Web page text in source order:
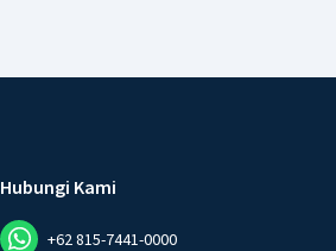
Hubungi Kami
+62 815-7441-0000